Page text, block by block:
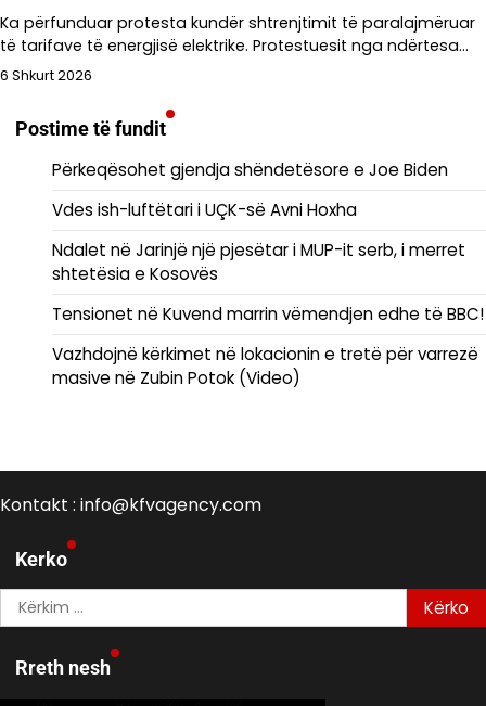
Ka përfunduar protesta kundër shtrenjtimit të paralajmëruar
të tarifave të energjisë elektrike. Protestuesit nga ndërtesa…
6 Shkurt 2026
Postime të fundit
Përkeqësohet gjendja shëndetësore e Joe Biden
Vdes ish-luftëtari i UÇK-së Avni Hoxha
Ndalet në Jarinjë një pjesëtar i MUP-it serb, i merret
shtetësia e Kosovës
Tensionet në Kuvend marrin vëmendjen edhe të BBC!
Vazhdojnë kërkimet në lokacionin e tretë për varrezë
masive në Zubin Potok (Video)
Kontakt : info@kfvagency.com
Kerko
Kërko
për:
Rreth nesh